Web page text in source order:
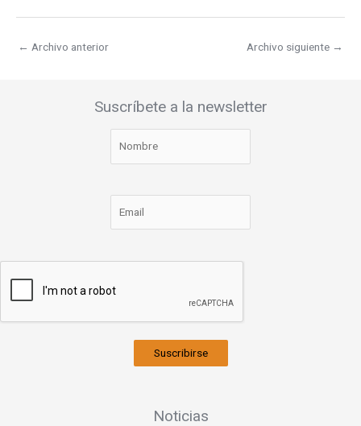
← Archivo anterior Archivo siguiente →
Suscríbete a la newsletter
Suscribirse
Noticias